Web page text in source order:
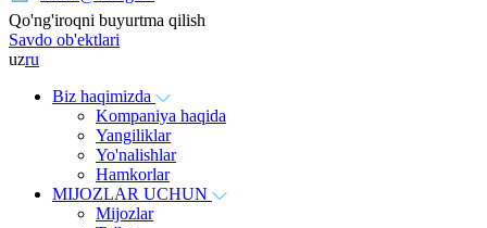
Qo'ng'iroqni buyurtma qilish
Savdo ob'ektlari
uzru
Biz haqimizda
Kompaniya haqida
Yangiliklar
Yo'nalishlar
Hamkorlar
MIJOZLAR UCHUN
Mijozlar